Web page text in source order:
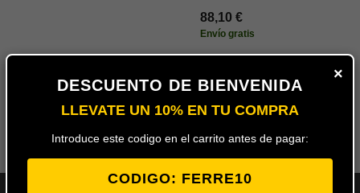
88,10 €
Envío gratis
al
×
DESCUENTO DE BIENVENIDA
LLEVATE UN 10% EN TU COMPRA
Introduce este codigo en el carrito antes de pagar:
CODIGO: FERRE10